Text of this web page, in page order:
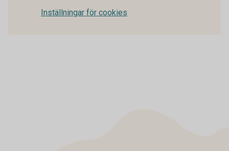
Inställningar för cookies